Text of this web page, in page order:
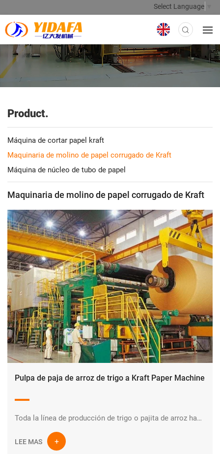
Select Language
Product.
Máquina de cortar papel kraft
Maquinaria de molino de papel corrugado de Kraft
Máquina de núcleo de tubo de papel
Maquinaria de molino de papel corrugado de Kraft
Pulpa de paja de arroz de trigo a Kraft Paper Machine
Toda la línea de producción de trigo o pajita de arroz hasta rollos de papel Kraft.
LEE MAS